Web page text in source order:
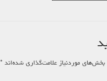
بخش‌های موردنیاز علامت‌گذاری شده‌اند *